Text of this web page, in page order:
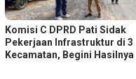
Komisi C DPRD Pati Sidak
Pekerjaan Infrastruktur di 3
Kecamatan, Begini Hasilnya